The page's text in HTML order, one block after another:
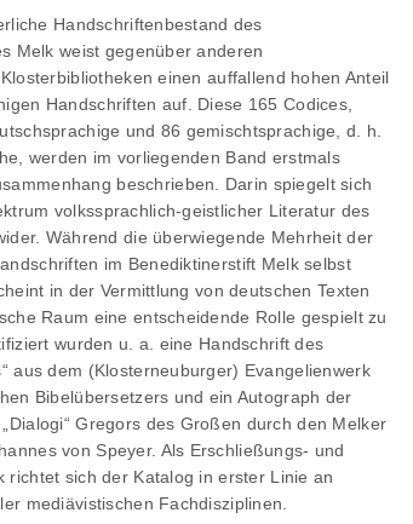
Handschriftenbestand des
Melk weist gegenüber anderen
einen auffallend hohen Anteil
Handschriften auf. Diese 165 Codices,
und 86 gemischtsprachige, d. h.
werden im vorliegenden Band erstmals
beschrieben. Darin spiegelt sich
volkssprachlich-geistlicher Literatur des
Während die überwiegende Mehrheit der
im Benediktinerstift Melk selbst
in der Vermittlung von deutschen Texten
Raum eine entscheidende Rolle gespielt zu
wurden u. a. eine Handschrift des
aus dem (Klosterneuburger) Evangelienwerk
Bibelübersetzers und ein Autograph der
Gregors des Großen durch den Melker
von Speyer. Als Erschließungs- und
richtet sich der Katalog in erster Linie an
mediävistischen Fachdisziplinen.